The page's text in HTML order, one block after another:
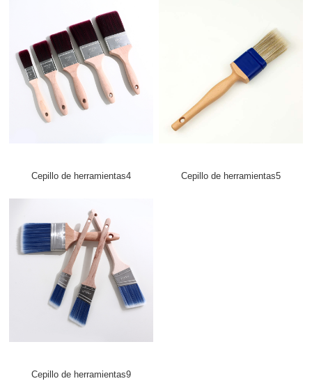
Cepillo de herramientas4 Cepillo de herramientas5
Cepillo de herramientas9